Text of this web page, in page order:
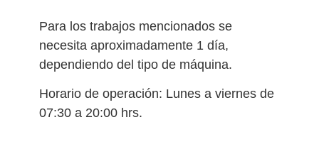
Para los trabajos mencionados se
necesita aproximadamente 1 día,
dependiendo del tipo de máquina.
Horario de operación: Lunes a viernes de
07:30 a 20:00 hrs.